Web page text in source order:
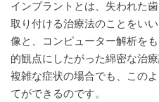
インプラントとは、失われた
取り付ける治療法のことをい
像と、コンピューター解析を
的観点にしたがった綿密な治
複雑な症状の場合でも、この
てができるのです。